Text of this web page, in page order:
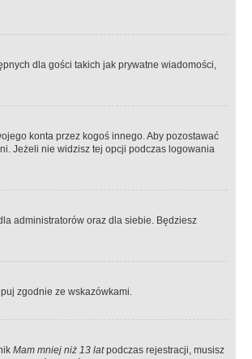
dla gości takich jak prywatne wiadomości,
konta przez kogoś innego. Aby pozostawać
Jeżeli nie widzisz tej opcji podczas logowania
administratorów oraz dla siebie. Będziesz
zgodnie ze wskazówkami.
Mam mniej niż 13 latpodczas rejestracji, musisz